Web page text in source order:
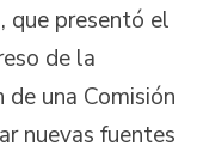
presentó el
de la
una Comisión
nuevas fuentes